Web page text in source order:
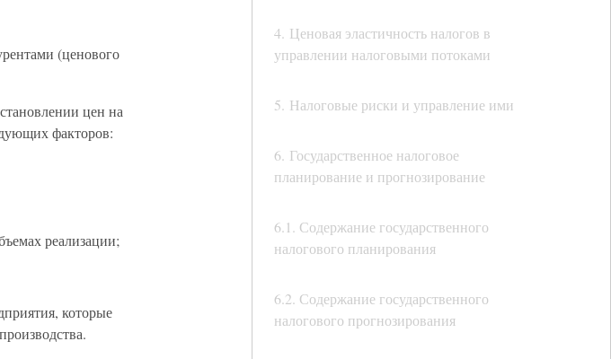
4. Ценовая эластичность налогов в
управлении налоговыми потоками
5. Налоговые риски и управление ими
6. Государственное налоговое
планирование и прогнозирование
6.1. Содержание государственного
налогового планирования
6.2. Содержание государственного
налогового прогнозирования
(ценового
цен на
факторов:
реализации;
которые